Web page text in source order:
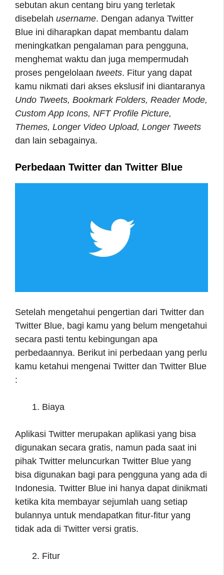
sebutan akun centang biru yang terletak
disebelah username. Dengan adanya Twitter
Blue ini diharapkan dapat membantu dalam
meningkatkan pengalaman para pengguna,
menghemat waktu dan juga mempermudah
proses pengelolaan tweets. Fitur yang dapat
kamu nikmati dari akses ekslusif ini diantaranya
Undo Tweets, Bookmark Folders, Reader Mode,
Custom App Icons, NFT Profile Picture,
Themes, Longer Video Upload, Longer Tweets
dan lain sebagainya.
Perbedaan Twitter dan Twitter Blue
Setelah mengetahui pengertian dari Twitter dan
Twitter Blue, bagi kamu yang belum mengetahui
secara pasti tentu kebingungan apa
perbedaannya. Berikut ini perbedaan yang perlu
kamu ketahui mengenai Twitter dan Twitter Blue
:
Biaya
Aplikasi Twitter merupakan aplikasi yang bisa
digunakan secara gratis, namun pada saat ini
pihak Twitter meluncurkan Twitter Blue yang
bisa digunakan bagi para pengguna yang ada di
Indonesia. Twitter Blue ini hanya dapat dinikmati
ketika kita membayar sejumlah uang setiap
bulannya untuk mendapatkan fitur-fitur yang
tidak ada di Twitter versi gratis.
Fitur